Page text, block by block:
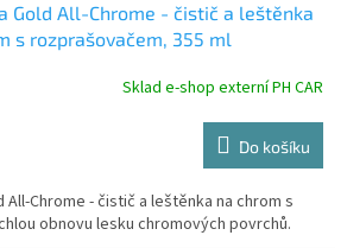
Gold All-Chrome - čistič a leštěnka
s rozprašovačem, 355 ml
Sklad e-shop externí PH CAR
Do košíku
Chrome - čistič a leštěnka na chrom s
obnovu lesku chromových povrchů.